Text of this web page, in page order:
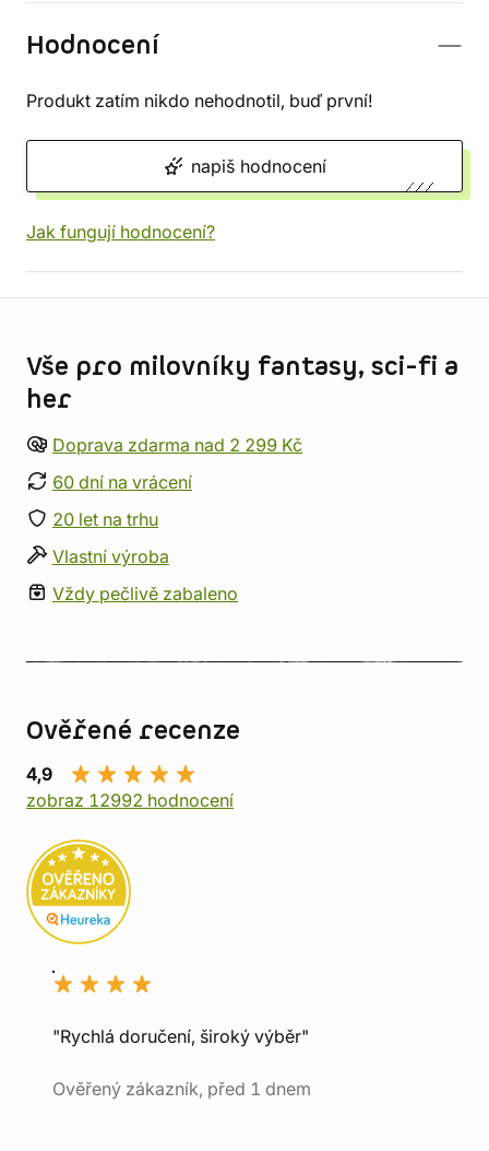
Hodnocení
Produkt zatím nikdo nehodnotil, buď první!
napiš hodnocení
Jak fungují hodnocení?
Vše pro milovníky fantasy, sci-fi a
her
Doprava zdarma nad 2 299 Kč
60 dní na vrácení
20 let na trhu
Vlastní výroba
Vždy pečlivě zabaleno
Ověřené recenze
4,9
zobraz 12992 hodnocení
"Rychlá doručení, široký výběr"
Ověřený zákazník, před 1 dnem